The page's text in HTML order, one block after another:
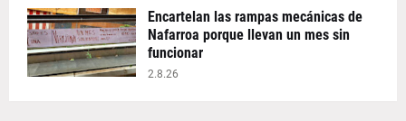
Encartelan las rampas mecánicas de
Nafarroa porque llevan un mes sin
funcionar
2.8.26